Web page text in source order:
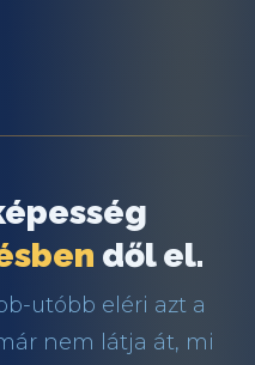
dől el.
utóbb eléri azt a
nem látja át, mi